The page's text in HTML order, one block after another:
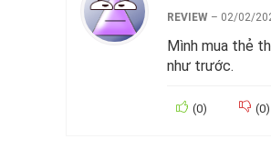
REVIEW – 02/02/
Mình mua thẻ
như trước.
(0) (0)